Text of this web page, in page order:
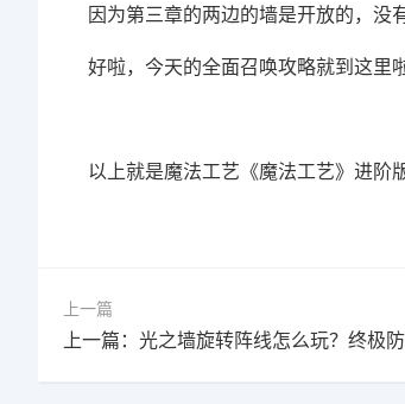
因为第三章的两边的墙是开放的，没
好啦，今天的全面召唤攻略就到这里
以上就是魔法工艺《魔法工艺》进
上一篇
上一篇：光之墙旋转阵线怎么玩？终极